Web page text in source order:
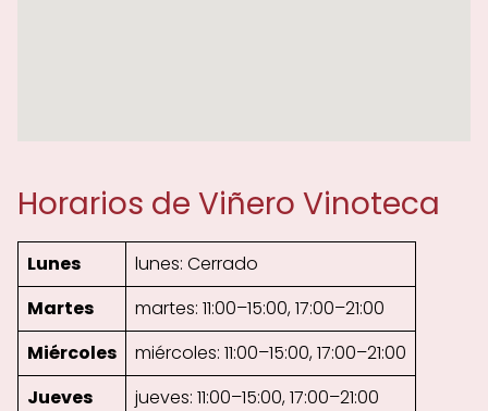
Horarios de Viñero Vinoteca
Lunes
lunes: Cerrado
Martes
martes: 11:00–15:00, 17:00–21:00
Miércoles
miércoles: 11:00–15:00, 17:00–21:00
Jueves
jueves: 11:00–15:00, 17:00–21:00